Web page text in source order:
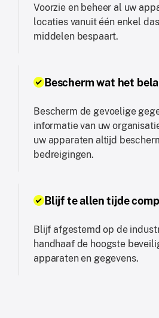
Voorzie en beheer al uw
locaties vanuit één enkel
middelen bespaart.
Bescherm wat het
Bescherm de gevoelige
informatie van uw
uw apparaten altijd
bedreigingen.
Blijf te allen tijde
Blijf afgestemd op de
handhaaf de hoogste
apparaten en gegevens.